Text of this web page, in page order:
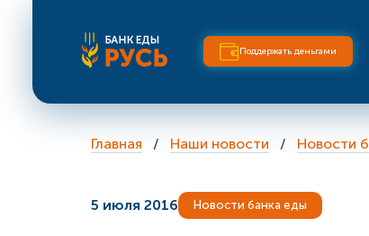
Поддержать деньгами
Главная Наши новости Новости
5 июля 2016 Новости банка еды